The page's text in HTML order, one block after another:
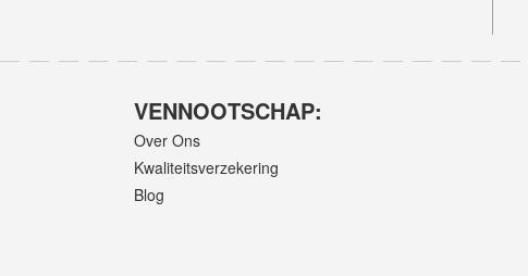
VENNOOTSCHAP:
Over Ons
Kwaliteitsverzekering
Blog